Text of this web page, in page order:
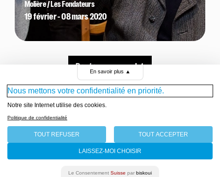
Molière / Les Fondateurs
19 février - 08 mars 2020
Programme complet
En savoir plus ▲
Nous mettons votre confidentialité en priorité.
Notre site Internet utilise des cookies.
Politique de confidentialité
TOUT REFUSER TOUT ACCEPTER
LAISSEZ-MOI CHOISIR
Le Consentement Suisse par biskoui